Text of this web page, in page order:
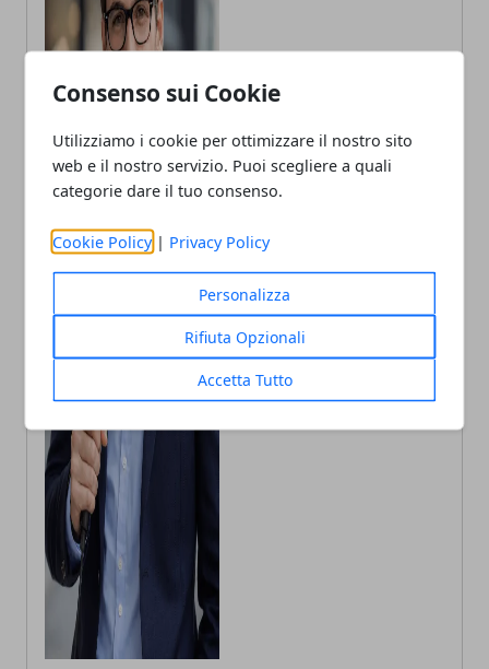
Consenso sui Cookie
Utilizziamo i cookie per ottimizzare il nostro sito
web e il nostro servizio. Puoi scegliere a quali
categorie dare il tuo consenso.
Cookie Policy | Privacy Policy
Personalizza
Rifiuta Opzionali
Accetta Tutto
Autore di articoli di attualità, casa e
tech porto in Italia le ultime novità.